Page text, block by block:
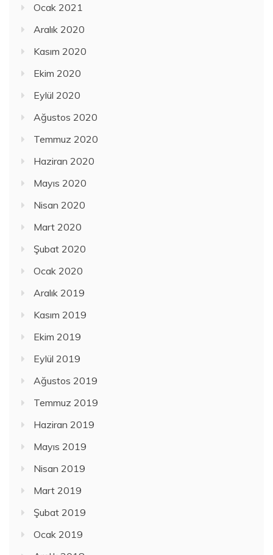
Ocak 2021
Aralık 2020
Kasım 2020
Ekim 2020
Eylül 2020
Ağustos 2020
Temmuz 2020
Haziran 2020
Mayıs 2020
Nisan 2020
Mart 2020
Şubat 2020
Ocak 2020
Aralık 2019
Kasım 2019
Ekim 2019
Eylül 2019
Ağustos 2019
Temmuz 2019
Haziran 2019
Mayıs 2019
Nisan 2019
Mart 2019
Şubat 2019
Ocak 2019